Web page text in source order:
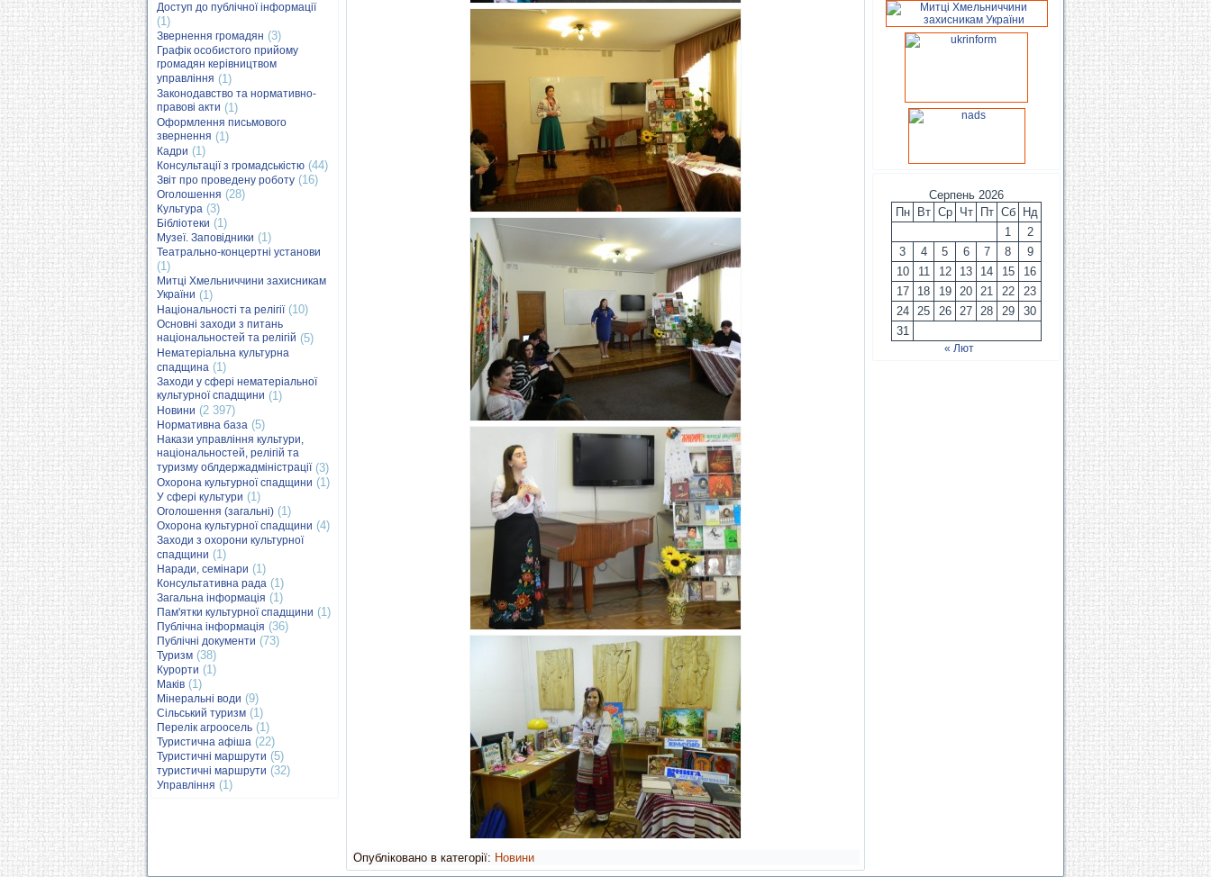
Доступ до публічної інформації
(1)
Звернення громадян (3)
Графік особистого прийому
громадян керівництвом
управління (1)
Законодавство та нормативно-
правові акти (1)
Оформлення письмового
звернення (1)
Кадри (1)
Консультації з громадськістю (44)
Звіт про проведену роботу (16)
Оголошення (28)
Культура (3)
Бібліотеки (1)
Музеї. Заповідники (1)
Театрально-концертні установи
(1)
Митці Хмельниччини захисникам
України (1)
Національності та релігії(10)
Основні заходи з питань
національностей та релігій (5)
Нематеріальна культурна
спадщина (1)
Заходи у сфері нематеріальної
культурної спадщини (1)
Новини (2 397)
Нормативна база (5)
Накази управління культури,
національностей, релігій та
туризму облдержадміністрації(3)
Охорона культурної спадщини (1)
У сфері культури (1)
Оголошення (загальні) (1)
Охорона культурної спадщини (4)
Заходи з охорони культурної
спадщини (1)
Наради, семінари (1)
Консультативна рада (1)
Загальна інформація (1)
Пам'ятки культурної спадщини (1)
Публічна інформація (36)
Публічні документи (73)
Туризм (38)
Курорти (1)
Маків (1)
Мінеральні води (9)
Сільський туризм (1)
Перелік агроосель (1)
Туристична афіша (22)
Туристичні маршрути (5)
туристичні маршрути (32)
Управління (1)
Опубліковано в категорії: Новини
Серпень 2026
Пн
Вт Ср Чт Пт Сб
Нд
1
2
3
4 5 6 7 8
9
10
11 12 13 14 15
16
17
18 19 20 21 22
23
24
25 26 27 28 29
30
31
« Лют